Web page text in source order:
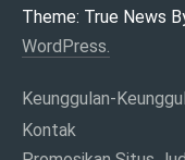
Theme: True News
WordPress.
Keunggulan-
Kontak